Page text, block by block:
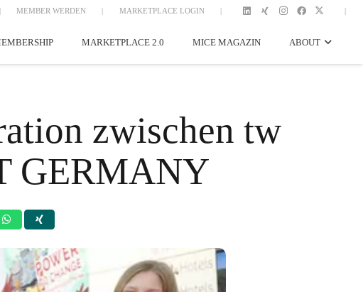
| MEMBER WERDEN | MARKETPLACE LOGIN | |
MARKETPLACE 2.0 MICE MAGAZIN ABOUT
zwischen tw
GERMANY